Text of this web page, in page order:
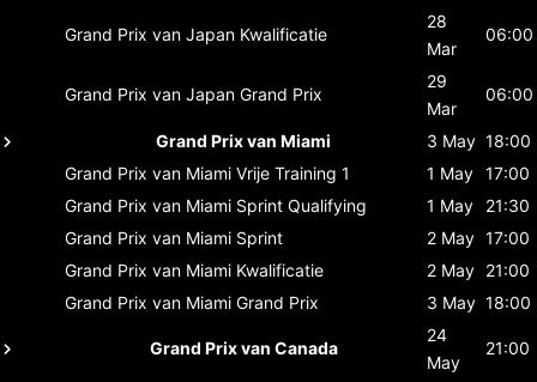
Grand Prix van Japan Kwalificatie
28
Mar
06:00
Grand Prix van Japan Grand Prix
29
Mar
06:00
Grand Prix van Miami 3 May 18:00
Grand Prix van Miami Vrije Training 1 1 May 17:00
Grand Prix van Miami Sprint Qualifying 1 May
21:30
Grand Prix van Miami Sprint 2 May 17:00
Grand Prix van Miami Kwalificatie 2 May 21:00
Grand Prix van Miami Grand Prix 3 May 18:00
Grand Prix van Canada
24
May
21:00